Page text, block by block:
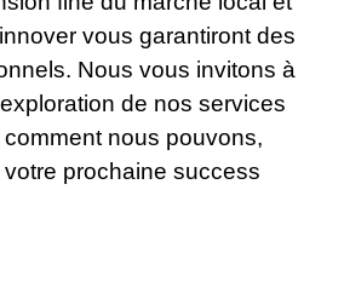
vous garantiront des
Nous vous invitons à
de nos services
nous pouvons,
prochaine success